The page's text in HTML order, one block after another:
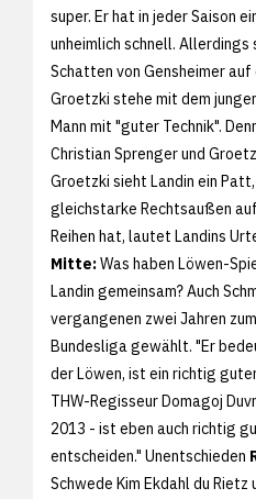
super. Er hat in jeder Saison
unheimlich schnell.
Schatten von Gensheimer
Groetzki stehe mit dem
Mann mit "guter Technik".
Christian Sprenger und
Groetzki sieht Landin ein
gleichstarke Rechtsaußen
Reihen hat, lautet Landins
Mitte:Was haben Löwen-
Landin gemeinsam? Auch
vergangenen zwei Jahren
Bundesliga gewählt. "Er
der Löwen, ist ein richtig
THW-Regisseur Domagoj
2013 - ist eben auch richtig
entscheiden." Unentschieden
Schwede Kim Ekdahl du Rietz